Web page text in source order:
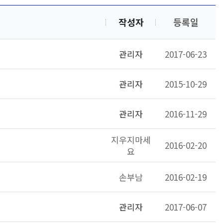
작성자 등록일
관리자 2017-06-23
관리자 2015-10-29
관리자 2016-11-29
지우지마세
요
2016-02-20
손부남 2016-02-19
관리자 2017-06-07